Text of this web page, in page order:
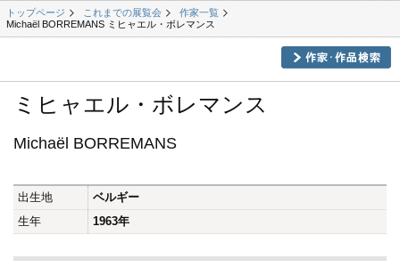
トップページ これまでの展覧会
作家一覧
Michaël BORREMANS ミヒャエル・ボレマンス
ミヒャエル・ボレマンス
Michaël BORREMANS
出生地
ベルギー
生年
1963年